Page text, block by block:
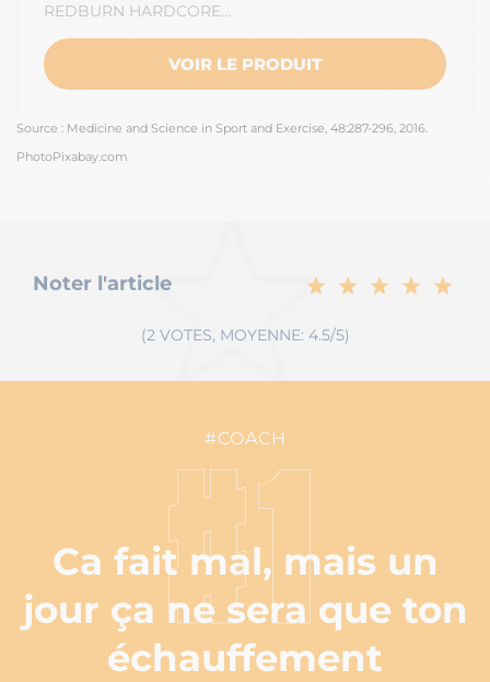
REDBURN HARDCORE…
VOIR LE PRODUIT
Source : Medicine and Science in Sport and Exercise, 48:287-296, 2016.
PhotoPixabay.com
Noter l'article
(2 VOTES, MOYENNE: 4.5/5)
#COACH
#1
Ca fait mal, mais un
jour ça ne sera que ton
échauffement